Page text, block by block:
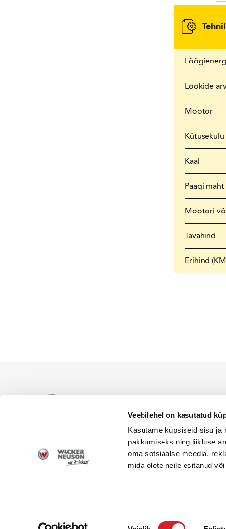
Veebilehel on kasutatud
Kasutame küpsiseid sisu ja
pakkumiseks ning liikluse
oma sotsiaalse meedia,
mida olete neile esitanud
Nõusoleku
Löökide arv
Mootor
Kütusekulu
Kaal
Paagi maht
Mootori
Tavahind
Erihind